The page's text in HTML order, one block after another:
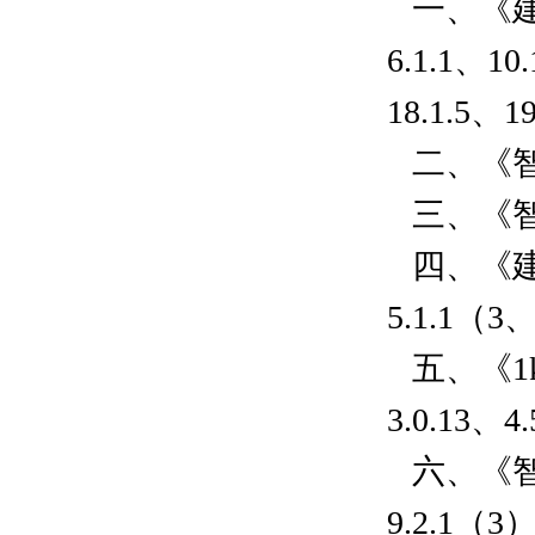
一、《
6.1.1、
18.1.5、
二、《
三、《
四、《
5.1.1（3
五、《
3.0.13、
六、《
9.2.1（